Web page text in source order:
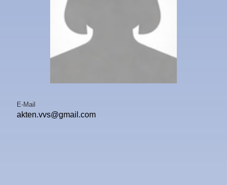
E-Mail
akten.vvs@gmail.com